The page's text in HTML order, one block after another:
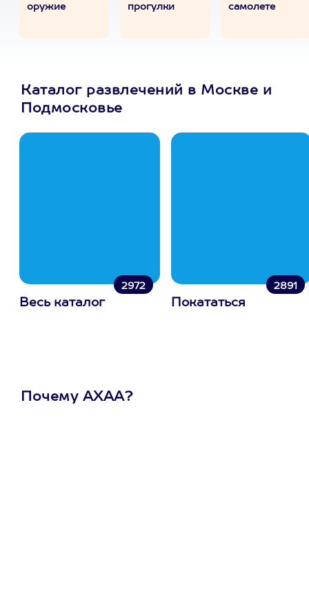
оружие
прогулки
самолете
Каталог развлечений в Москве и
Подмосковье
2972
Весь каталог
2891
Покататься
Почему АХАА?